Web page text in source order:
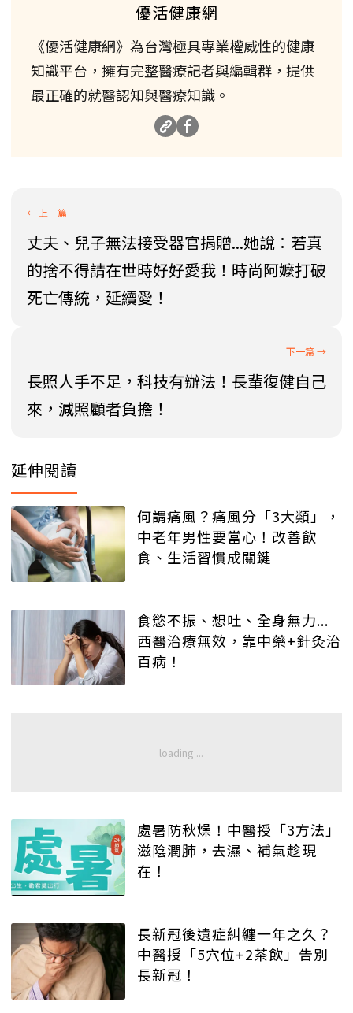
優活健康網
《優活健康網》為台灣極具專業權威性的健康
知識平台，擁有完整醫療記者與編輯群，提供
最正確的就醫認知與醫療知識。
丈夫、兒子無法接受器官捐贈...她說：若真
的捨不得請在世時好好愛我！時尚阿嬤打破
死亡傳統，延續愛！
長照人手不足，科技有辦法！長輩復健自己
來，減照顧者負擔！
延伸閱讀
何謂痛風？痛風分「3大類」，
中老年男性要當心！改善飲
食、生活習慣成關鍵
食慾不振、想吐、全身無力...
西醫治療無效，靠中藥+針灸治
百病！
處暑防秋燥！中醫授「3方法」
滋陰潤肺，去濕、補氣趁現
在！
長新冠後遺症糾纏一年之久？
中醫授「5穴位+2茶飲」告別
長新冠！